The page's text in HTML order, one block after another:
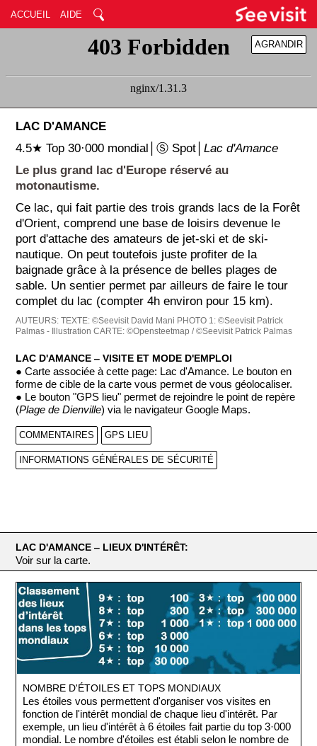
ACCUEIL AIDE
RÉDUIRE
AGRANDIR
LAC D'AMANCE
4.5★ Top 30·000 mondial│Ⓢ Spot│Lac d'Amance
Le plus grand lac d'Europe réservé au
motonautisme.
Ce lac, qui fait partie des trois grands lacs de la Forêt
d'Orient, comprend une base de loisirs devenue le
port d'attache des amateurs de jet-ski et de ski-
nautique. On peut toutefois juste profiter de la
baignade grâce à la présence de belles plages de
sable. Un sentier permet par ailleurs de faire le tour
complet du lac (compter 4h environ pour 15 km).
AUTEURS:TEXTE: ©Seevisit David Mani PHOTO 1: ©Seevisit Patrick
Palmas - Illustration CARTE: ©Opensteetmap / ©Seevisit Patrick Palmas
LAC D'AMANCE ‒ VISITE ET MODE D'EMPLOI
● Carte associée à cette page: Lac d'Amance. Le bouton en
forme de cible de la carte vous permet de vous géolocaliser.
● Le bouton "GPS lieu" permet de rejoindre le point de repère
(Plage de Dienville) via le navigateur Google Maps.
COMMENTAIRES GPS LIEU
INFORMATIONS GÉNÉRALES DE SÉCURITÉ
LAC D'AMANCE ‒ LIEUX D'INTÉRÊT:
Voir sur la carte.
NOMBRE D'ÉTOILES ET TOPS MONDIAUX
Les étoiles vous permettent d'organiser vos visites en
fonction de l'intérêt mondial de chaque lieu d'intérêt. Par
exemple, un lieu d'intérêt à 6 étoiles fait partie du top 3·000
mondial. Le nombre d'étoiles est établi selon le nombre de